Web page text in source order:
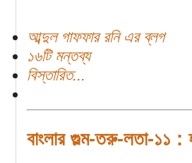
আব্দুল গাফফার রনি এর ব্লগ
১৬টি মন্তব্য
বিস্তারিত...
বাংলার গুল্ম-তরু-লতা-১১ :